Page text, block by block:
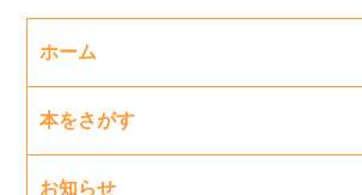
ホーム
本をさがす
お知らせ